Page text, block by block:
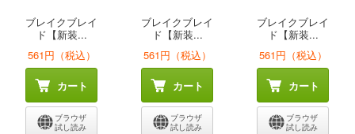
ブレイクブレイ
ド【新装...
561円（税込）
カート
ブラウザ
試し読み
ブレイクブレイ
ド【新装...
561円（税込）
カート
ブラウザ
試し読み
ブレイクブレイ
ド【新装...
561円（税込）
カート
ブラウザ
試し読み